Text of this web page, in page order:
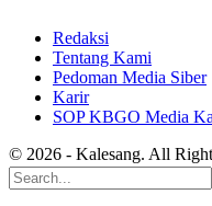
Redaksi
Tentang Kami
Pedoman Media Siber
Karir
SOP KBGO Media
© 2026 - Kalesang. All